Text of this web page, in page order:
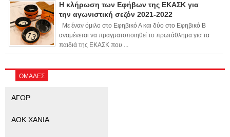
Η κλήρωση των Εφήβων της ΕΚΑΣΚ για
την αγωνιστική σεζόν 2021-2022
Με έναν όμιλο στο Εφηβικό Α και δύο στο Εφηβικό Β
αναμένεται να πραγματοποιηθεί το πρωτάθλημα για τα
παιδιά της ΕΚΑΣΚ που ...
ΟΜΑΔΕΣ
ΑΓΟΡ
ΑΟΚ ΧΑΝΙΑ